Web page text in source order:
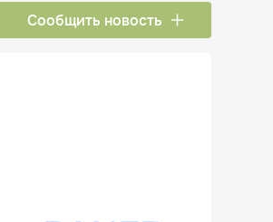
Сообщить новость